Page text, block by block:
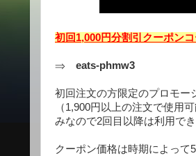
初回1,000円分割引クーポンコ
⇒ eats-phmw3
初回注文の方限定のプロモー
（1,900円以上の注文で使用
みなので2回目以降は利用でき
クーポン価格は時期によって